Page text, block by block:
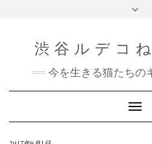
渋谷ルデコ
今を生きる猫たちの
Toggle